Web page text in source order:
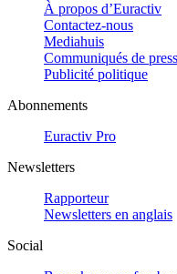
À propos d’Euractiv
Contactez-nous
Mediahuis
Communiqués de
Publicité politique
Abonnements
Euractiv Pro
Newsletters
Rapporteur
Newsletters en anglais
Social